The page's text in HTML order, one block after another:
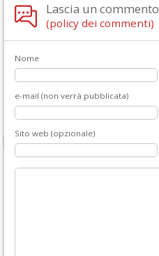
Lascia un commento
(policy dei commenti)
Nome
e-mail (non verrà pubblicata)
Sito web (opzionale)